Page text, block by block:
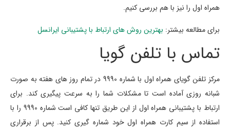
همراه اول را نیز با هم بررسی کنیم.
برای مطالعه بیشتر: بهترین روش های ارتباط با پشتیبانی ایرانسل
تماس با تلفن گویا
مرکز تلفن گویای همراه اول با شماره 9990 در تمام روز های هفته به صورت
شبانه روزی آماده است تا مشکلات شما را به سرعت پیگیری کند. برای
ارتباط با پشتیبانی همراه اول از این طریق تنها کافی است شماره 9990 را با
استفاده از سیم کارت همراه اول خود شماره گیری کنید. پس از برقراری